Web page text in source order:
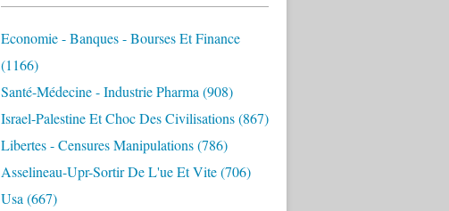
Economie - Banques - Bourses Et Finance
(1166)
Santé-Médecine - Industrie Pharma (908)
Israel-Palestine Et Choc Des Civilisations(867)
Libertes - Censures Manipulations(786)
Asselineau-Upr-Sortir De L'ue Et Vite(706)
Usa (667)